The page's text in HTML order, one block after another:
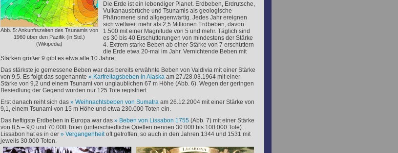
Abb. 5: Ankunftszeiten des Tsunamis von
1960 über den Pazifik (in Std.)
(Wikipedia)
Die Erde ist ein lebendiger Planet. Erdbeben, Erdrutsche,
Vulkanausbrüche und Tsunamis als geologische
Phänomene sind allgegenwärtig. Jedes Jahr ereignen
sich weltweit mehr als 2,5 Millionen Erdbeben, davon
1.500 mit einer Magnitude von 5 und mehr. Täglich sind
es 30 bis 40 Erschütterungen von mindestens der Stärke
4. Extrem starke Beben ab einer Stärke von 7 erschüttern
die Erde etwa 20-mal im Jahr. Vernichtende Beben mit
Stärken größer 9 gibt es etwa alle 10 Jahre.
Das stärkste je gemessene Beben war das bereits erwähnte Beben von Valdivia mit einer Stärke
von 9,5. Es folgt das sogenannte
Karfreitagsbeben in Alaskaam 27./28.03.1964 mit einer
Stärke von 9,2 und einem Tsunami von unglaublichen 67 m Höhe (Abb. 6). Wegen der geringen
Besiedlung der Gegend wurden nur 125 Tote registriert.
Erst danach reiht sich das
Weihnachtsbeben von Sumatraam 26.12.2004 mit einer Stärke von
9,1, einem Tsunami von 15 m Höhe und etwa 230.000 Toten ein.
Das heftigste Erdbeben in Europa war das
Beben von Lissabon 1755(Abb. 7) mit einer Stärke
von 8,5 – 9,0 und 70.000 Toten (unterschiedliche Quellen nennen 30.000 bis 100.000 Tote).
Lissabon hat es in der
Vergangenheitoft getroffen, so auch in den Jahren 1344 und 1531 mit
jeweils 30.000 Toten.